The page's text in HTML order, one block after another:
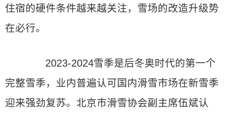
住宿的硬件条件越来越关注，雪场的改造升级势
在必行。
2023-2024雪季是后冬奥时代的第一个
完整雪季，业内普遍认可国内滑雪市场在新雪季
迎来强劲复苏。北京市滑雪协会副主席伍斌认